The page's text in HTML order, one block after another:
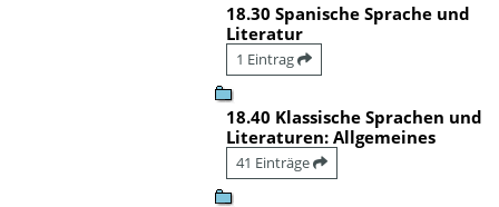
18.30 Spanische Sprache und
Literatur
1 Eintrag
18.40 Klassische Sprachen und
Literaturen: Allgemeines
41 Einträge